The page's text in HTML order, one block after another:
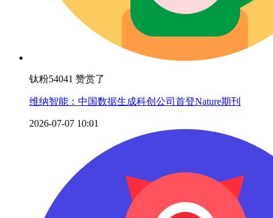
钛粉54041 赞赏了
维纳智能：中国数据生成科创公司首登Nature期刊
2026-07-07 10:01